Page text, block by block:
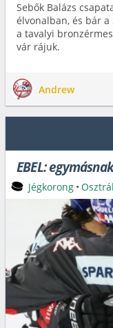
Sebők Balázs
élvonalban, és bár a
a tavalyi
vár rájuk.
Andrew
EBEL:
Jégkorong •